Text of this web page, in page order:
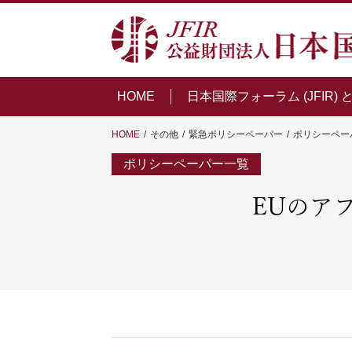
HOME 日本国際フォーラム (JFIR)
HOME その他 緊急ポリシーペーパー ポリシーペ
ポリシーペーパー一覧
EUのア